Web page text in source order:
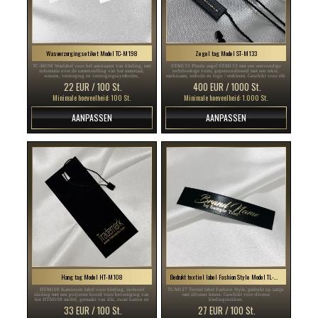
Wasverzorgingsetiket Model TC-M198
TC-M198 Waslabel voor het aannaaien van kleding, met
informatie over de samenstelling van het materiaal,
wassen, verzorging en verzorgingssymbolen,
gepersonaliseerd met merknaam en land van herkomst.
22 EUR / 100 St.
Minimale hoeveelheid: 100 St.
AANPASSEN
Zegel tag Model ST-M133
ST-M133 Plastic zegel ST-M133 met een eenvoudige
rechthoekige vorm, gepersonaliseerd met een tekst,
merknaam, website en logo / embleem. Geschikt voor elk
type textielproduct zoals kleding, schoenen en tassen.
400 EUR / 1000 St.
Minimale hoeveelheid: 1.000 St.
AANPASSEN
Hang tag Model HT-M108
HT-M108 Kartonnen label voor kleding, inclusief
sluiting met een polyester koord voor bevestiging van
het HT-M108 model, gemaakt van dik, zwart karton en
gepersonaliseerd met gouden tekst of een logo.
33 EUR / 100 St.
TL-M127 Textiel label Fashion Style, gedrukt op satijn
met zilveren letters. Geschikt voor diverse
kledingstukken.
27 EUR / 100 St.